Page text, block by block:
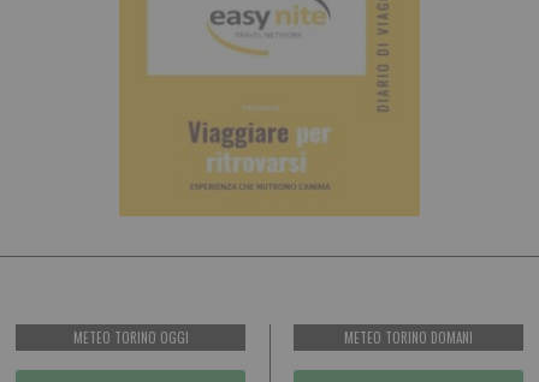
METEO TORINO OGGI METEO TORINO DOMANI